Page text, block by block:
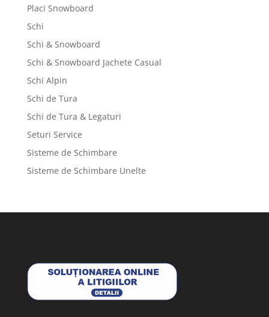
Placi Snowboard
Schi
Schi & Snowboard
Schi & Snowboard Jachete Casual
Schi Alpin
Schi de Tura
Schi de Tura & Legaturi
Seturi Service
Sisteme de Schimbare
Sisteme de Schimbare Unelte